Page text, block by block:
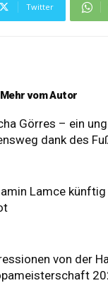
Twitter
Mehr vom Autor
Görres – ein
dank des
Lamce
von der